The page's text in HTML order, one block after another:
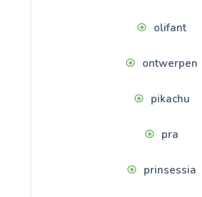
olifant
ontwerpen
pikachu
pra
prinsessia